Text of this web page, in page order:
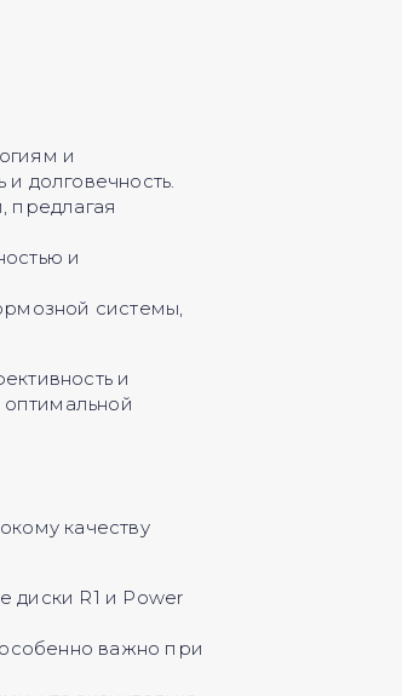
и
долговечность.
предлагая
и
системы,
и
качеству
диски R1 и Power
важно при